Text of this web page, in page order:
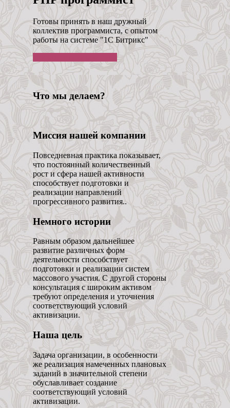
Готовы принять в наш дружный
коллектив программиста, с опытом
работы на системе "1С Битрикс"
Что мы делаем?
Миссия нашей компании
Повседневная практика показывает,
что постоянный количественный
рост и сфера нашей активности
способствует подготовки и
реализации направлений
прогрессивного развития..
Немного истории
Равным образом дальнейшее
развитие различных форм
деятельности способствует
подготовки и реализации систем
массового участия. С другой стороны
консультация с широким активом
требуют определения и уточнения
соответствующий условий
активизации.
Наша цель
Задача организации, в особенности
же реализация намеченных плановых
заданий в значительной степени
обуславливает создание
соответствующий условий
активизации.